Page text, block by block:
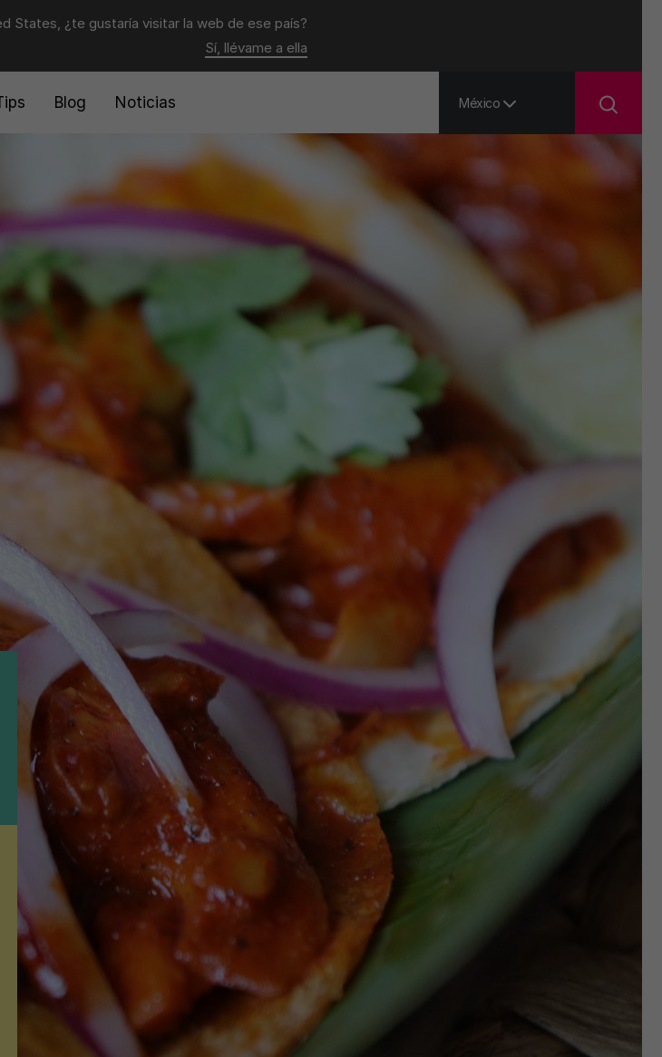
States, ¿te gustaría visitar la web de ese país?
Sí, llévame a ella
Blog Noticias México